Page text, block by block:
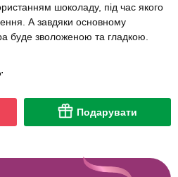
шоколаду, під час якого
А завдяки основному
буде зволоженою та гладкою.
Подарувати